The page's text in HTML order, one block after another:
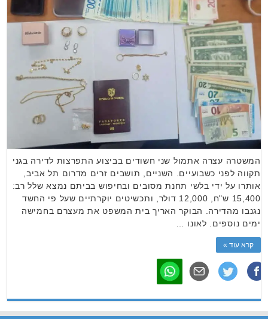
המשטרה עצרה אתמול שני חשודים בביצוע התפרצות לדירה בגני
תקווה לפני כשבועיים. השניים, תושבים זרים מדרום תל אביב,
אותרו על ידי בלשי תחנת מסובים ובחיפוש בביתם נמצא שלל רב:
15,400 ש"ח, 12,000 דולר, ותכשיטים יוקרתיים שעל פי החשד
נגנבו מהדירה. הבוקר האריך בית המשפט את מעצרם בחמישה
ימים נוספים. לאונו …
קרא עוד »